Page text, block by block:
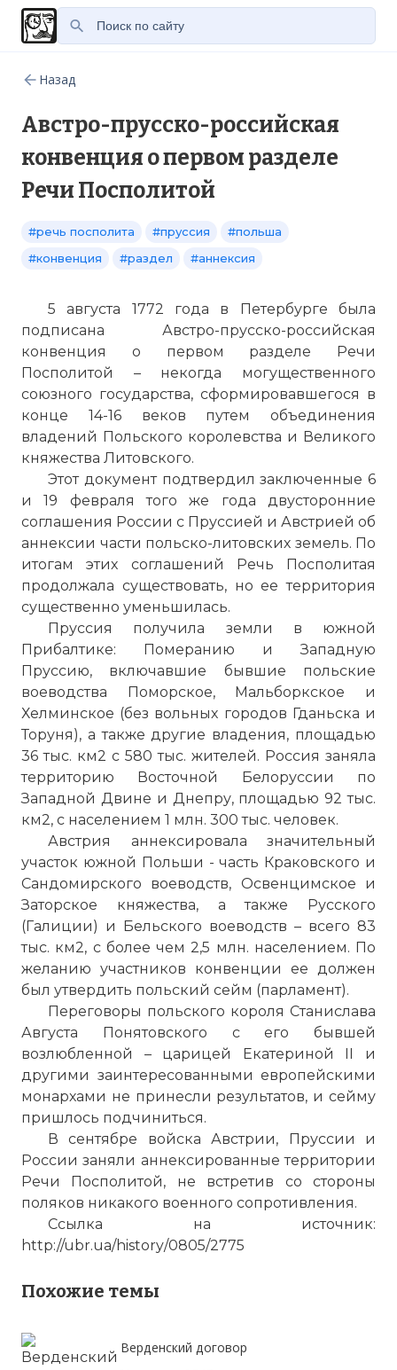
Назад
Австро-прусско-российская
конвенция о первом разделе
Речи Посполитой
#речь посполита #пруссия
#польша
#конвенция
#раздел #аннексия
5 августа 1772 года в Петербурге была
подписана Австро-прусско-российская
конвенция о первом разделе Речи
Посполитой – некогда могущественного
союзного государства, сформировавшегося в
конце 14-16 веков путем объединения
владений Польского королевства и Великого
княжества Литовского.
Этот документ подтвердил заключенные 6
и 19 февраля того же года двусторонние
соглашения России с Пруссией и Австрией об
аннексии части польско-литовских земель. По
итогам этих соглашений Речь Посполитая
продолжала существовать, но ее территория
существенно уменьшилась.
Пруссия получила земли в южной
Прибалтике: Померанию и Западную
Пруссию, включавшие бывшие польские
воеводства Поморское, Мальборкское и
Хелминское (без вольных городов Гданьска и
Торуня), а также другие владения, площадью
36 тыс. км2 с 580 тыс. жителей. Россия заняла
территорию Восточной Белоруссии по
Западной Двине и Днепру, площадью 92 тыс.
км2, с населением 1 млн. 300 тыс. человек.
Австрия аннексировала значительный
участок южной Польши - часть Краковского и
Сандомирского воеводств, Освенцимское и
Заторское княжества, а также Русского
(Галиции) и Бельского воеводств – всего 83
тыс. км2, с более чем 2,5 млн. населением. По
желанию участников конвенции ее должен
был утвердить польский сейм (парламент).
Переговоры польского короля Станислава
Августа Понятовского с его бывшей
возлюбленной – царицей Екатериной II и
другими заинтересованными европейскими
монархами не принесли результатов, и сейму
пришлось подчиниться.
В сентябре войска Австрии, Пруссии и
России заняли аннексированные территории
Речи Посполитой, не встретив со стороны
поляков никакого военного сопротивления.
Ссылка на источник:
http://ubr.ua/history/0805/2775
Похожие темы
Верденский договор